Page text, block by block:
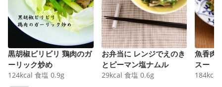
黒胡椒ビリビリ 鶏肉のガ
ーリック炒め
124kcal 食塩 0.9g
お弁当に レンジでえのき
とピーマン塩ナムル
29kcal 食塩 0.6g
魚香肉
スー
184kcal